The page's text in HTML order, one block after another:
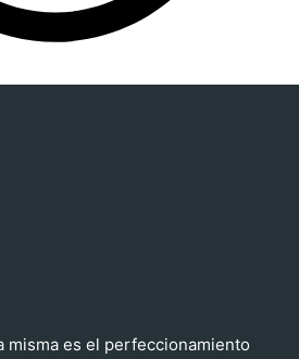
misma es el perfeccionamiento